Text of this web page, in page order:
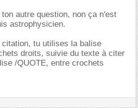
autre question, non ça n'est
astrophysicien.
tu utilises la balise
droits, suivie du texte à citer
/QUOTE, entre crochets